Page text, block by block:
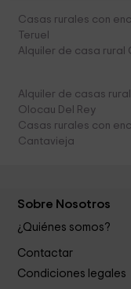
Casas rurales con
Teruel
Alquiler de casa rural
Alquiler de casas
Olocau Del Rey
Casas rurales con
Cantavieja
Sobre Nosotros
¿Quiénes somos?
Contactar
Condiciones legales